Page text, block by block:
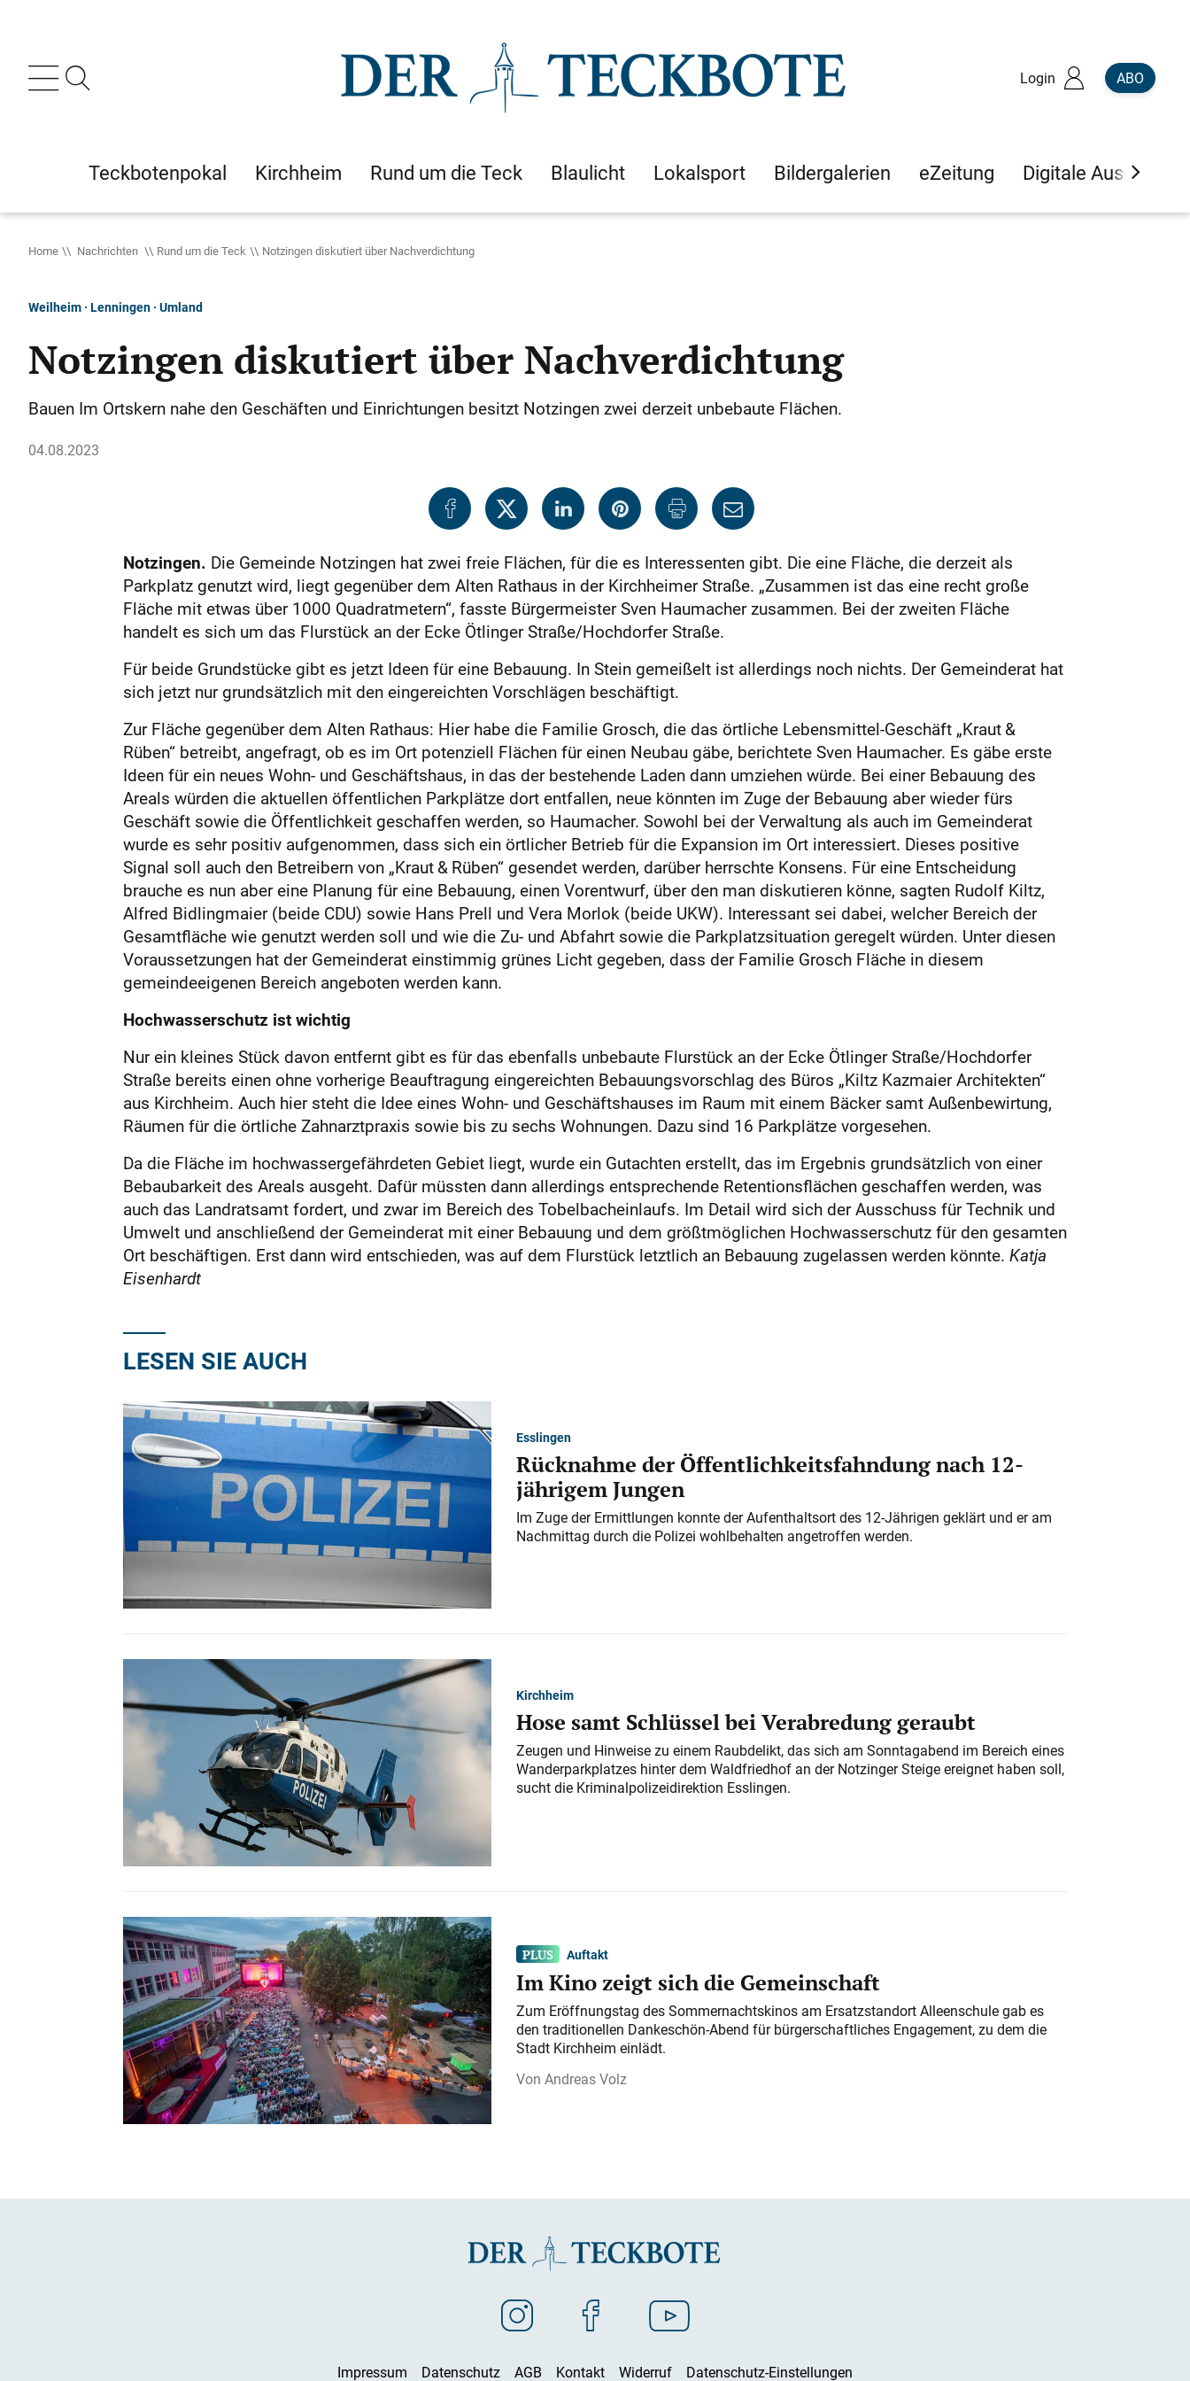
Login ABO
Teckbotenpokal Kirchheim Rund um die Teck Blaulicht Lokalsport Bildergalerien eZeitung Digitale Ausgaben
Home Nachrichten Rund um die Teck Notzingen diskutiert über Nachverdichtung
Weilheim · Lenningen · Umland
Notzingen diskutiert über Nachverdichtung
Bauen Im Ortskern nahe den Geschäften und Einrichtungen besitzt Notzingen zwei derzeit unbebaute Flächen.
04.08.2023
Notzingen. Die Gemeinde Notzingen hat zwei freie Flächen, für die es Interessenten gibt. Die eine Fläche, die derzeit als
Parkplatz genutzt wird, liegt gegenüber dem Alten Rathaus in der Kirchheimer Straße. „Zusammen ist das eine recht große
Fläche mit etwas über 1000 Quadratmetern“, fasste Bürgermeister Sven Haumacher zusammen. Bei der zweiten Fläche
handelt es sich um das Flurstück an der Ecke Ötlinger Straße/Hochdorfer Straße.
Für beide Grundstücke gibt es jetzt Ideen für eine Bebauung. In Stein gemeißelt ist allerdings noch nichts. Der Gemeinderat hat
sich jetzt nur grundsätzlich mit den eingereichten Vorschlägen beschäftigt.
Zur Fläche gegenüber dem Alten Rathaus: Hier habe die Familie Grosch, die das örtliche Lebensmittel-Geschäft „Kraut &
Rüben“ betreibt, angefragt, ob es im Ort potenziell Flächen für einen Neubau gäbe, berichtete Sven Haumacher. Es gäbe erste
Ideen für ein neues Wohn- und Geschäftshaus, in das der bestehende Laden dann umziehen würde. Bei einer Bebauung des
Areals würden die aktuellen öffentlichen Parkplätze dort entfallen, neue könnten im Zuge der Bebauung aber wieder fürs
Geschäft sowie die Öffentlichkeit geschaffen werden, so Haumacher. Sowohl bei der Verwaltung als auch im Gemeinderat
wurde es sehr positiv aufgenommen, dass sich ein örtlicher Betrieb für die Expansion im Ort interessiert. Dieses positive
Signal soll auch den Betreibern von „Kraut & Rüben“ gesendet werden, darüber herrschte Konsens. Für eine Entscheidung
brauche es nun aber eine Planung für eine Bebauung, einen Vorentwurf, über den man diskutieren könne, sagten Rudolf Kiltz,
Alfred Bidlingmaier (beide CDU) sowie Hans Prell und Vera Morlok (beide UKW). Interessant sei dabei, welcher Bereich der
Gesamtfläche wie genutzt werden soll und wie die Zu- und Abfahrt sowie die Parkplatzsituation geregelt würden. Unter diesen
Voraussetzungen hat der Gemeinderat einstimmig grünes Licht gegeben, dass der Familie Grosch Fläche in diesem
gemeindeeigenen Bereich angeboten werden kann.
Hochwasserschutz ist wichtig
Nur ein kleines Stück davon entfernt gibt es für das ebenfalls unbebaute Flurstück an der Ecke Ötlinger Straße/Hochdorfer
Straße bereits einen ohne vorherige Beauftragung eingereichten Bebauungsvorschlag des Büros „Kiltz Kazmaier Architekten“
aus Kirchheim. Auch hier steht die Idee eines Wohn- und Geschäftshauses im Raum mit einem Bäcker samt Außenbewirtung,
Räumen für die örtliche Zahnarztpraxis sowie bis zu sechs Wohnungen. Dazu sind 16 Parkplätze vorgesehen.
Da die Fläche im hochwassergefährdeten Gebiet liegt, wurde ein Gutachten erstellt, das im Ergebnis grundsätzlich von einer
Bebaubarkeit des Areals ausgeht. Dafür müssten dann allerdings entsprechende Retentionsflächen geschaffen werden, was
auch das Landratsamt fordert, und zwar im Bereich des Tobelbacheinlaufs. Im Detail wird sich der Ausschuss für Technik und
Umwelt und anschließend der Gemeinderat mit einer Bebauung und dem größtmöglichen Hochwasserschutz für den gesamten
Ort beschäftigen. Erst dann wird entschieden, was auf dem Flurstück letztlich an Bebauung zugelassen werden könnte. Katja
Eisenhardt
LESEN SIE AUCH
Esslingen
Rücknahme der Öffentlichkeitsfahndung nach 12-
jährigem Jungen
Im Zuge der Ermittlungen konnte der Aufenthaltsort des 12-Jährigen geklärt und er am
Nachmittag durch die Polizei wohlbehalten angetroffen werden.
Kirchheim
Hose samt Schlüssel bei Verabredung geraubt
Zeugen und Hinweise zu einem Raubdelikt, das sich am Sonntagabend im Bereich eines
Wanderparkplatzes hinter dem Waldfriedhof an der Notzinger Steige ereignet haben soll,
sucht die Kriminalpolizeidirektion Esslingen.
Auftakt
Im Kino zeigt sich die Gemeinschaft
Zum Eröffnungstag des Sommernachtskinos am Ersatzstandort Alleenschule gab es
den traditionellen Dankeschön-Abend für bürgerschaftliches Engagement, zu dem die
Stadt Kirchheim einlädt.
Andreas Volz
Impressum Datenschutz AGB Kontakt Widerruf Datenschutz-Einstellungen